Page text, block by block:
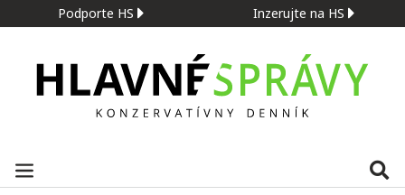
Podporte HS Inzerujte na HS